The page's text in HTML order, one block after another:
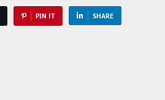
PIN IT SHARE